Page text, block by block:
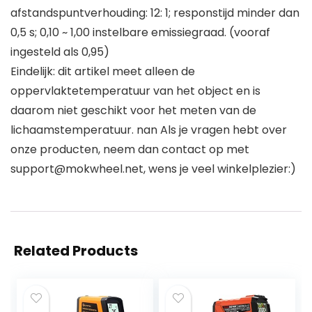
afstandspuntverhouding: 12: 1; responstijd minder dan
0,5 s; 0,10 ~ 1,00 instelbare emissiegraad. (vooraf
ingesteld als 0,95)
Eindelijk: dit artikel meet alleen de
oppervlaktetemperatuur van het object en is
daarom niet geschikt voor het meten van de
lichaamstemperatuur. nan Als je vragen hebt over
onze producten, neem dan contact op met
support@mokwheel.net, wens je veel winkelplezier:)
Related Products